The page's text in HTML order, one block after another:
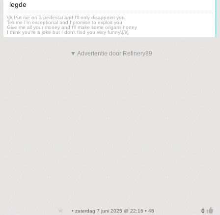
legde
\[i\]Put me on a pedestal and I'll only disappoint you
Tell me I'm exceptional and I promise to exploit you
Give me all your money and I'll make some origami honey
I think you're a joke but I don't find you very funny\[/i\]
▼ Advertentie door Refinery89
• zaterdag 7 juni 2025 @ 22:16 • 48